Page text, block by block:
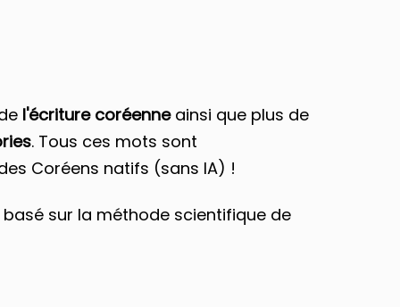
l'écriture coréenne ainsi que plus de
. Tous ces mots sont
Coréens natifs (sans IA) !
sur la méthode scientifique de
à tout moment